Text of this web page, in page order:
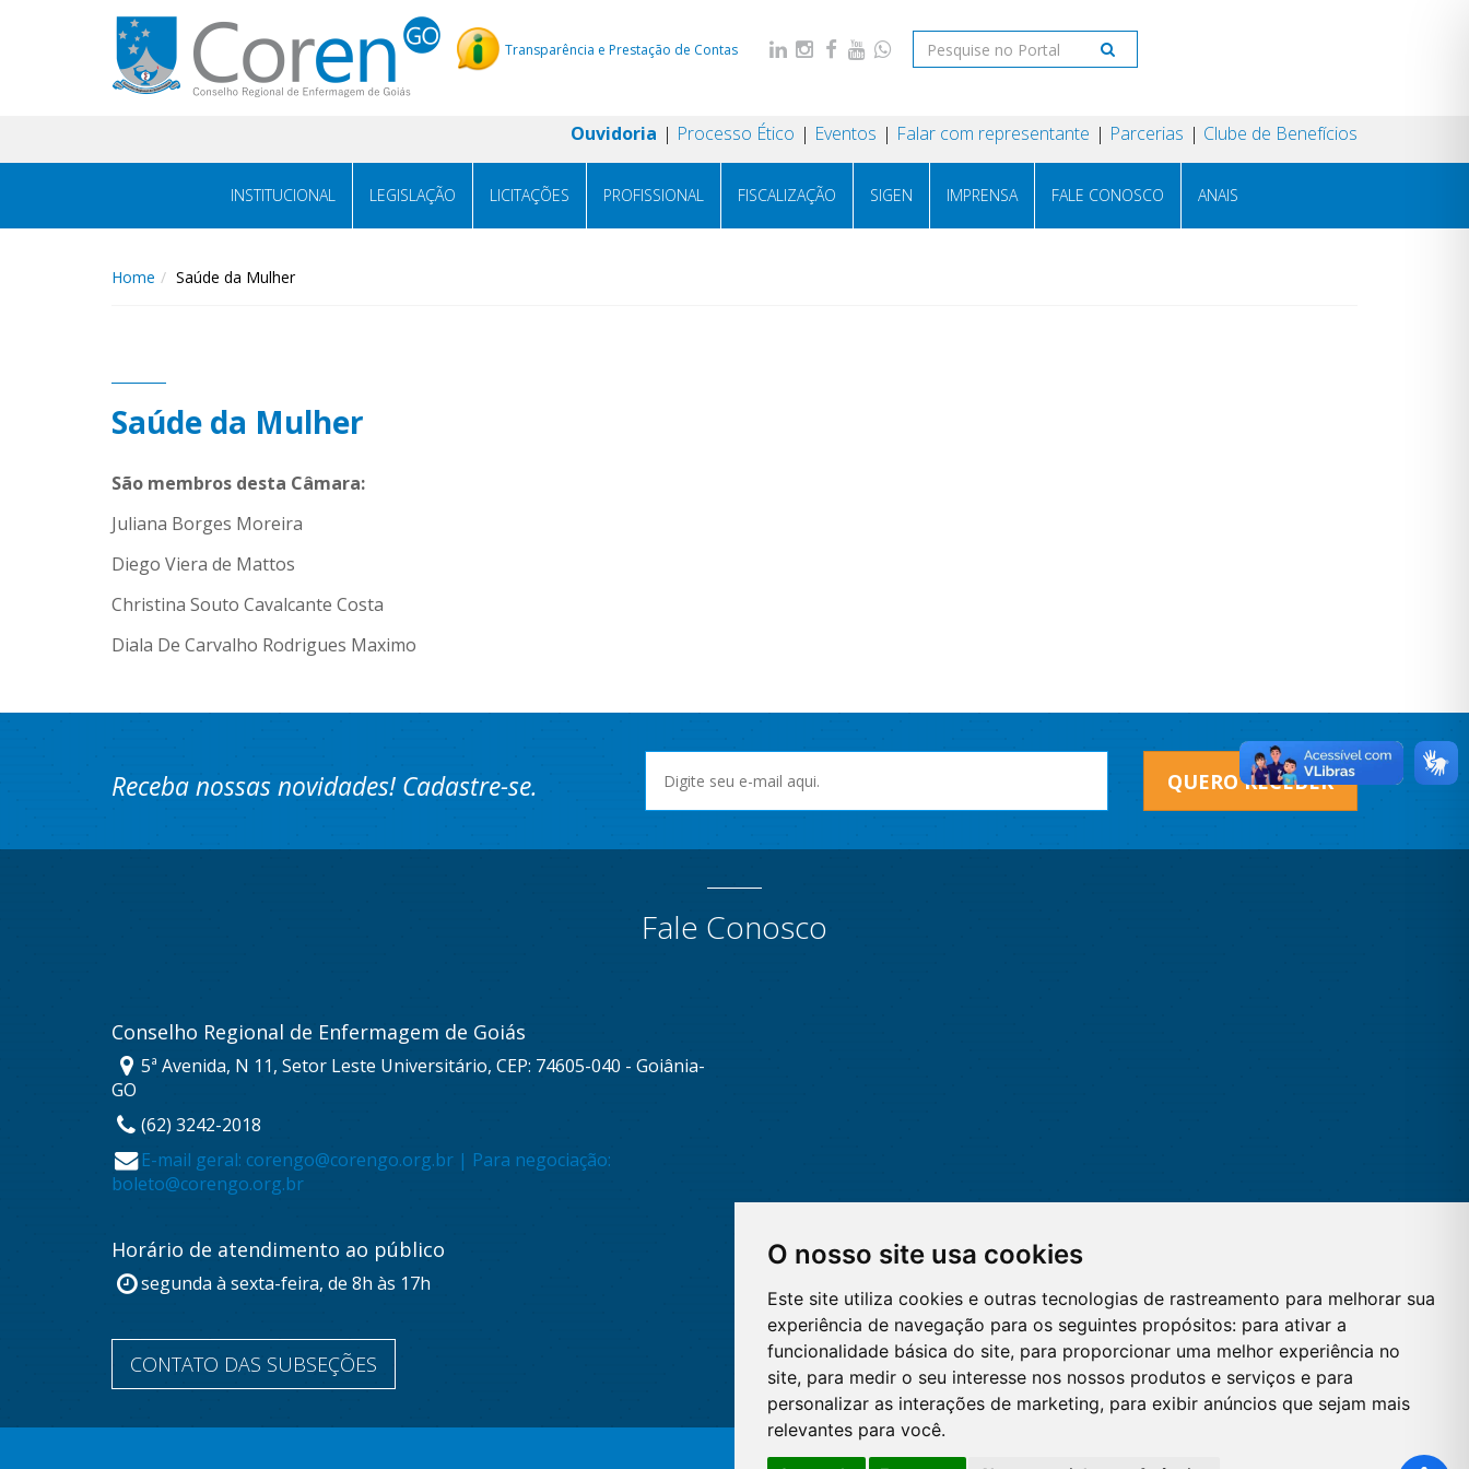
O nosso site usa cookies
Este site utiliza cookies e outras tecnologias de rastreamento para melhorar sua
experiência de navegação para os seguintes propósitos: para ativar a
funcionalidade básica do site, para proporcionar uma melhor experiência no
site, para medir o seu interesse nos nossos produtos e serviços e para
personalizar as interações de marketing, para exibir anúncios que sejam mais
relevantes para você.
Transparência e Prestação de Contas
Ouvidoria Processo Ético Eventos Falar com representante Parcerias Clube de Benefícios
INSTITUCIONAL LEGISLAÇÃO LICITAÇÕES PROFISSIONAL FISCALIZAÇÃO SIGEN IMPRENSA FALE CONOSCO ANAIS
Home Saúde da Mulher
Saúde da Mulher
São membros desta Câmara:
Juliana Borges Moreira
Diego Viera de Mattos
Christina Souto Cavalcante Costa
Diala De Carvalho Rodrigues Maximo
Receba nossas novidades! Cadastre-se. QUERO RECEBER
Fale Conosco
Conselho Regional de Enfermagem de Goiás
5ª Avenida, N 11, Setor Leste Universitário, CEP: 74605-040 - Goiânia-
GO
(62) 3242-2018
E-mail geral: corengo@corengo.org.br | Para negociação:
boleto@corengo.org.br
Horário de atendimento ao público
segunda à sexta-feira, de 8h às 17h
CONTATO DAS SUBSEÇÕES